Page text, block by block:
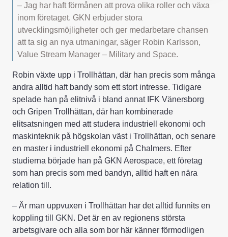
– Jag har haft förmånen att prova olika roller och växa
inom företaget. GKN erbjuder stora
utvecklingsmöjligheter och ger medarbetare chansen
att ta sig an nya utmaningar, säger Robin Karlsson,
Value Stream Manager – Military and Space.
Robin växte upp i Trollhättan, där han precis som många
andra alltid haft bandy som ett stort intresse. Tidigare
spelade han på elitnivå i bland annat IFK Vänersborg
och Gripen Trollhättan, där han kombinerade
elitsatsningen med att studera industriell ekonomi och
maskinteknik på högskolan väst i Trollhättan, och senare
en master i industriell ekonomi på Chalmers. Efter
studierna började han på GKN Aerospace, ett företag
som han precis som med bandyn, alltid haft en nära
relation till.
– Är man uppvuxen i Trollhättan har det alltid funnits en
koppling till GKN. Det är en av regionens största
arbetsgivare och alla som bor här känner förmodligen